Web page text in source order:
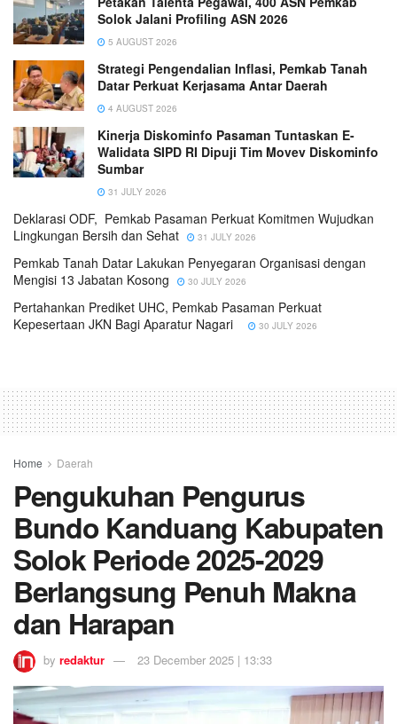
Solok Jalani Profiling ASN 2026
5 AUGUST 2026
Strategi Pengendalian Inflasi, Pemkab Tanah
Datar Perkuat Kerjasama Antar Daerah
4 AUGUST 2026
Kinerja Diskominfo Pasaman Tuntaskan E-
Walidata SIPD RI Dipuji Tim Movev Diskominfo
Sumbar
31 JULY 2026
Deklarasi ODF, Pemkab Pasaman Perkuat Komitmen Wujudkan
Lingkungan Bersih dan Sehat
31 JULY 2026
Pemkab Tanah Datar Lakukan Penyegaran Organisasi dengan
Mengisi 13 Jabatan Kosong
30 JULY 2026
Pertahankan Prediket UHC, Pemkab Pasaman Perkuat
Kepesertaan JKN Bagi Aparatur Nagari
30 JULY 2026
Home Daerah
Pengukuhan Pengurus
Bundo Kanduang Kabupaten
Solok Periode 2025-2029
Berlangsung Penuh Makna
dan Harapan
by redaktur 23 December 2025 | 13:33